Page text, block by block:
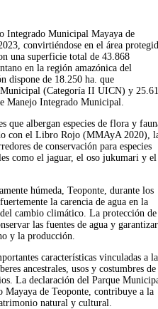
Integrado Municipal Mayaya de
convirtiéndose en el área
una superficie total de 43.868
en la región amazónica del
dispone de 18.250 ha. que
Municipal (Categoría II UICN) y
Manejo Integrado Municipal.
que albergan especies de flora y
con el Libro Rojo (MMAyA 2020),
de conservación para especies
como el jaguar, el oso jukumari y el
húmeda, Teoponte, durante los
la carencia de agua en la
cambio climático. La protección de
las fuentes de agua y garantizar
y la producción.
características vinculadas a la
ancestrales, usos y costumbres de
La declaración del Parque
de Teoponte, contribuye a la
natural y cultural.